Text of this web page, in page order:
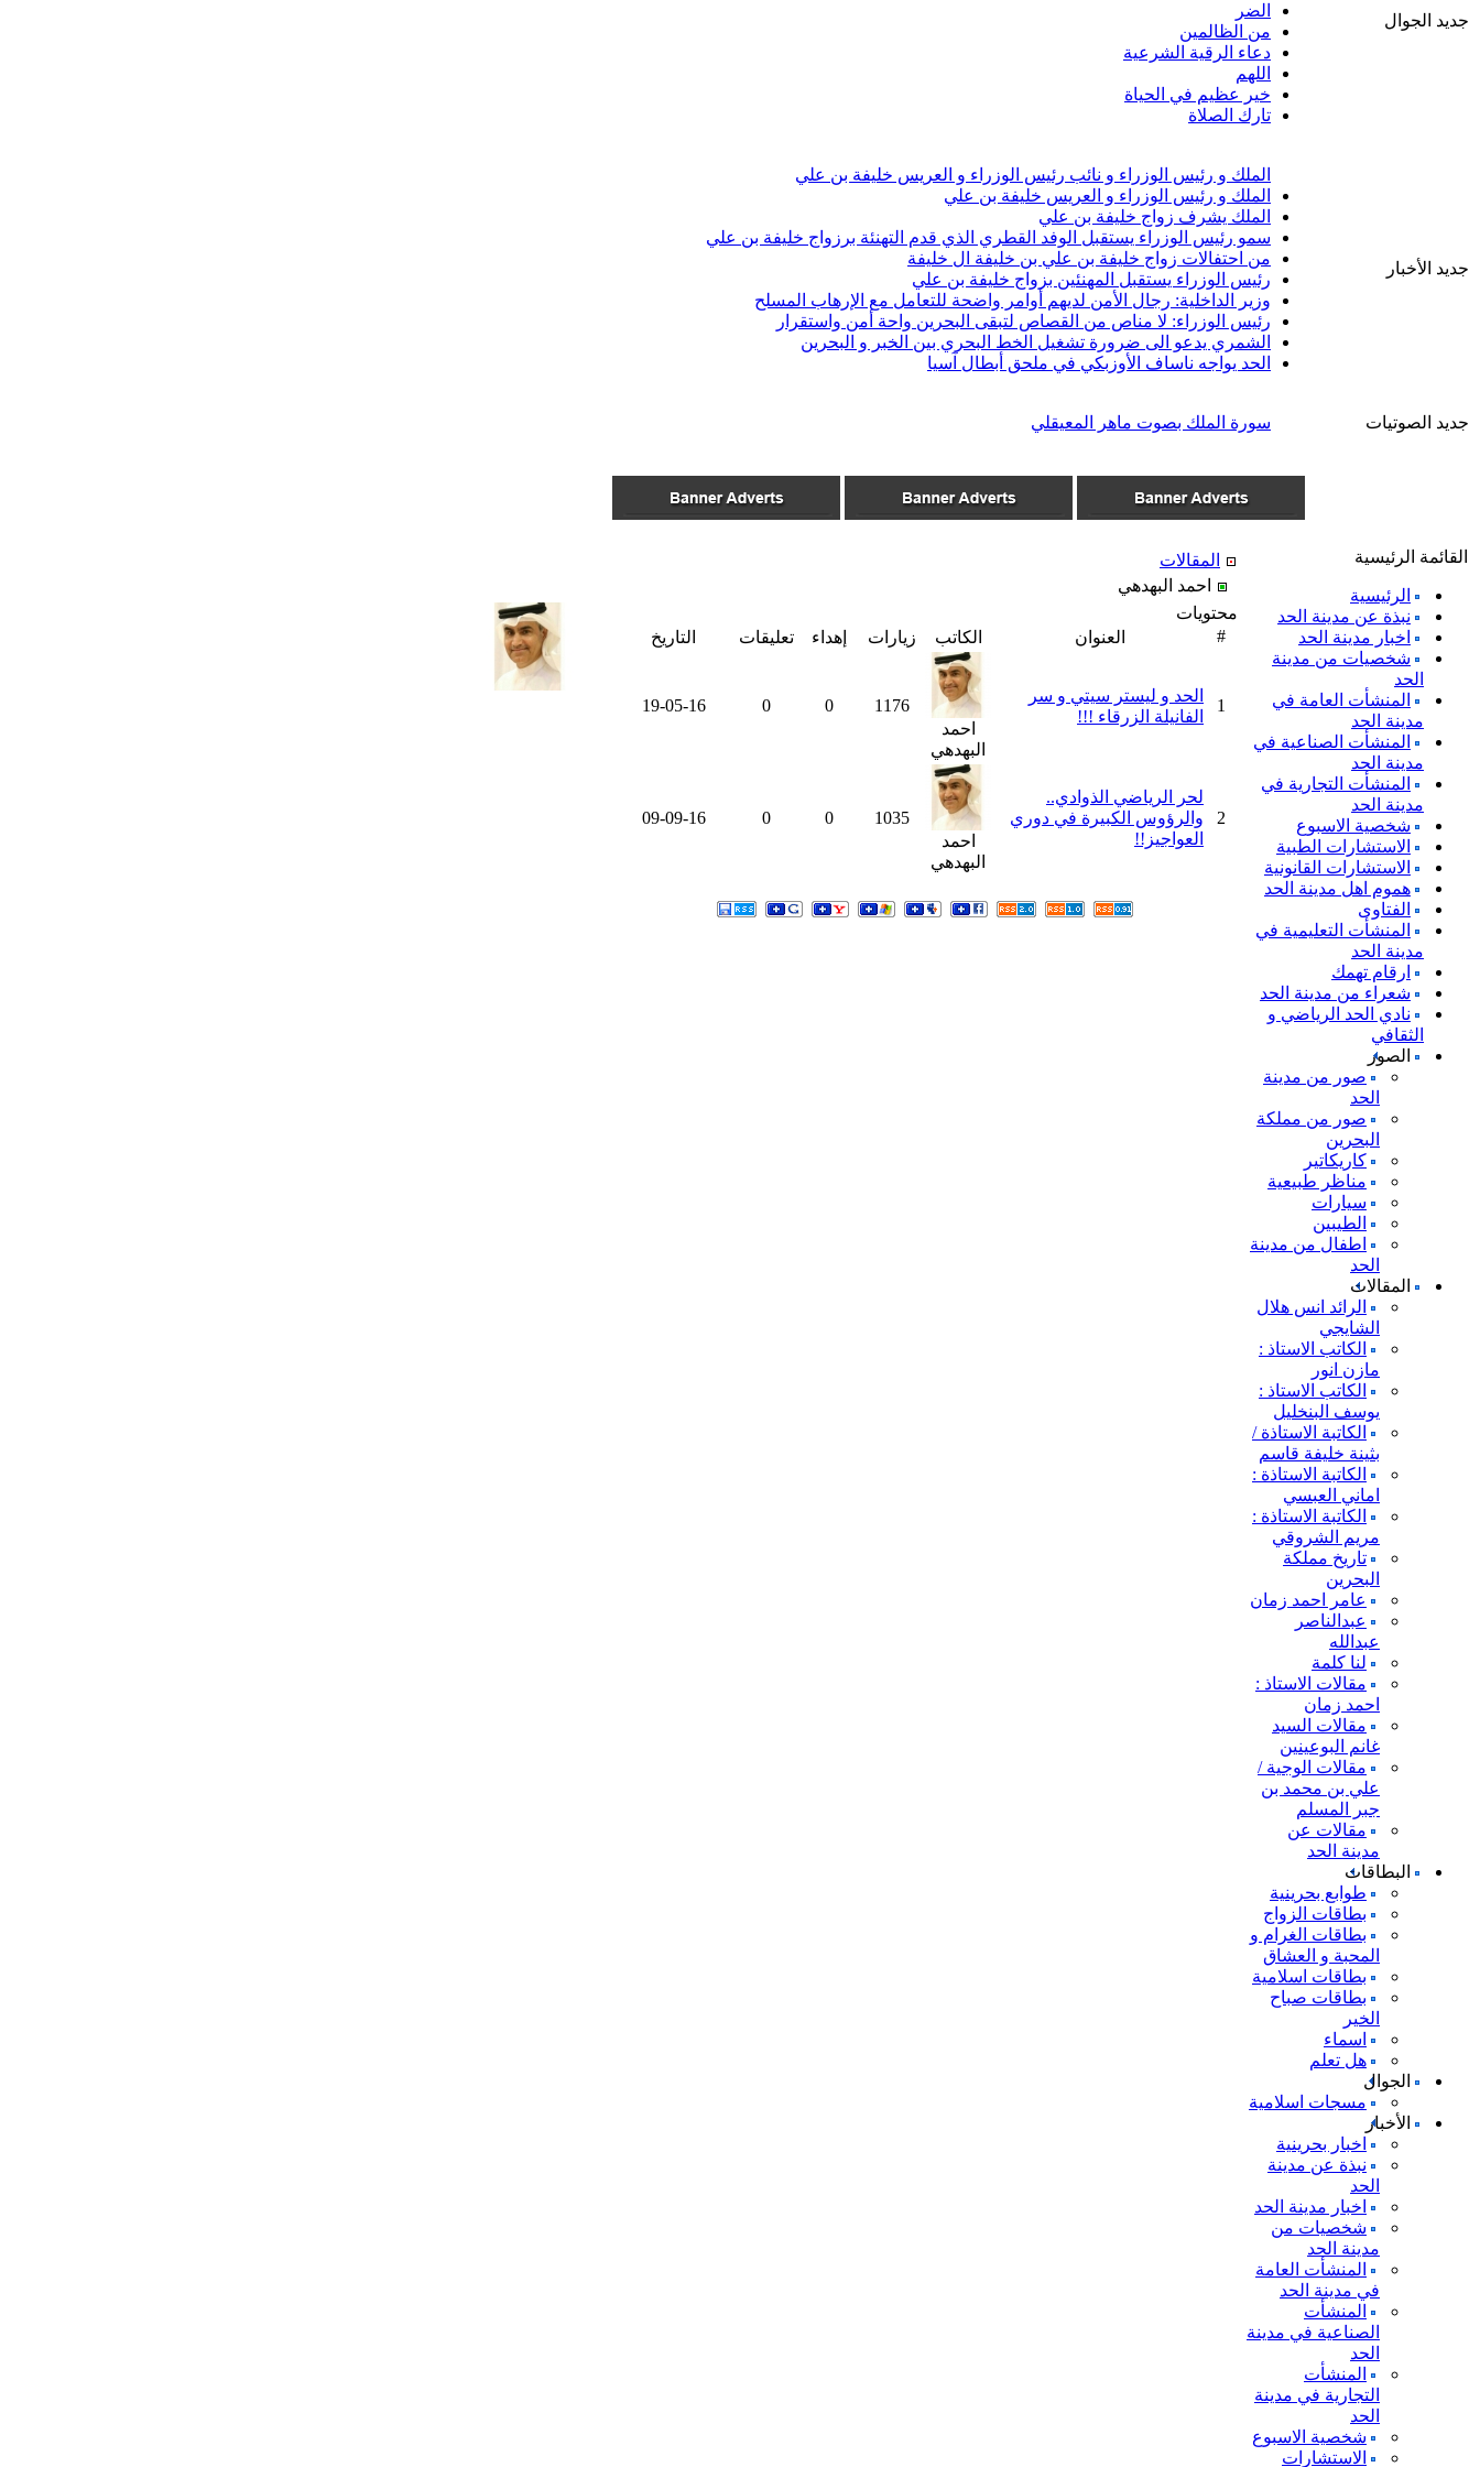
جديد الجوال
الضر
من الظالمين
دعاء الرقية الشرعية
اللهم
خير عظيم في الحياة
تارك الصلاة
جديد الأخبار
الملك و رئيس الوزراء و نائب رئيس الوزراء و العريس خليفة بن علي
الملك و رئيس الوزراء و العريس خليفة بن علي
الملك يشرف زواج خليفة بن علي
سمو رئيس الوزراء يستقبل الوفد القطري الذي قدم التهنئة برزواج خليفة بن علي
من احتفالات زواج خليفة بن علي بن خليفة ال خليفة
رئيس الوزراء يستقبل المهنئين بزواج خليفة بن علي
وزير الداخلية: رجال الأمن لديهم أوامر واضحة للتعامل مع الإرهاب المسلح
رئيس الوزراء: لا مناص من القصاص لتبقى البحرين واحة أمن واستقرار
الشمري يدعو الى ضرورة تشغيل الخط البحري بين الخبر و البحرين
الحد يواجه ناساف الأوزبكي في ملحق أبطال آسيا
جديد الصوتيات سورة الملك بصوت ماهر المعيقلي
القائمة الرئيسية
الرئيسية
نبذة عن مدينة الحد
اخبار مدينة الحد
شخصيات من مدينة
الحد
المنشأت العامة في
مدينة الحد
المنشأت الصناعية في
مدينة الحد
المنشأت التجارية في
مدينة الحد
شخصية الاسبوع
الاستشارات الطبية
الاستشارات القانونية
هموم اهل مدينة الحد
الفتاوى
المنشأت التعليمية في
مدينة الحد
ارقام تهمك
شعراء من مدينة الحد
نادي الحد الرياضي و
الثقافي
الصور
صور من مدينة
الحد
صور من مملكة
البحرين
كاريكاتير
مناظر طبيعية
سيارات
الطيبين
اطفال من مدينة
الحد
المقالات
الرائد انس هلال
الشايجي
الكاتب الاستاذ :
مازن انور
الكاتب الاستاذ :
يوسف البنخليل
الكاتبة الاستاذة /
بثينة خليفة قاسم
الكاتبة الاستاذة :
اماني العبسي
الكاتبة الاستاذة :
مريم الشروقي
تاريخ مملكة
البحرين
عامر احمد زمان
عبدالناصر
عبدالله
لنا كلمة
مقالات الاستاذ :
احمد زمان
مقالات السيد
غانم البوعينين
مقالات الوجية /
علي بن محمد بن
جبر المسلم
مقالات عن
مدينة الحد
البطاقات
طوابع بحرينية
بطاقات الزواج
بطاقات الغرام و
المحبة و العشاق
بطاقات اسلامية
بطاقات صباح
الخير
اسماء
هل تعلم
الجوال
مسجات اسلامية
الأخبار
اخبار بحرينية
نبذة عن مدينة
الحد
اخبار مدينة الحد
شخصيات من
مدينة الحد
المنشأت العامة
في مدينة الحد
المنشأت
الصناعية في مدينة
الحد
المنشأت
التجارية في مدينة
الحد
شخصية الاسبوع
الاستشارات
المقالات
احمد البهدهي
محتويات
#
العنوان الكاتب زيارات إهداء تعليقات التاريخ
1
الحد و ليستر سيتي و سر
الفانيلة الزرقاء !!!
احمد
البهدهي
1176
0
0
19-05-16
2
لحر الرياضي الذوادي..
والرؤوس الكبيرة في دوري
العواجيز!!
احمد
البهدهي
1035
0
0
09-09-16